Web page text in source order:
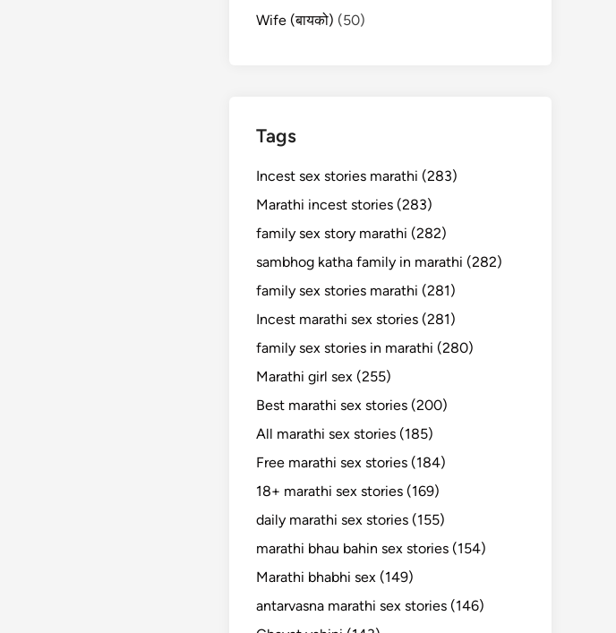
Wife (बायको) (50)
Tags
Incest sex stories marathi (283)
Marathi incest stories (283)
family sex story marathi (282)
sambhog katha family in marathi (282)
family sex stories marathi (281)
Incest marathi sex stories (281)
family sex stories in marathi (280)
Marathi girl sex (255)
Best marathi sex stories (200)
All marathi sex stories (185)
Free marathi sex stories (184)
18+ marathi sex stories (169)
daily marathi sex stories (155)
marathi bhau bahin sex stories (154)
Marathi bhabhi sex (149)
antarvasna marathi sex stories (146)